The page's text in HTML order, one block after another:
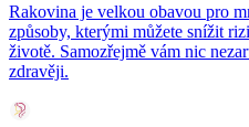
Rakovina je velkou obavou pro
způsoby, kterými můžete snížit
životě. Samozřejmě vám nic
zdravěji.